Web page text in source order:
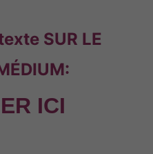
SUR LE
ICI